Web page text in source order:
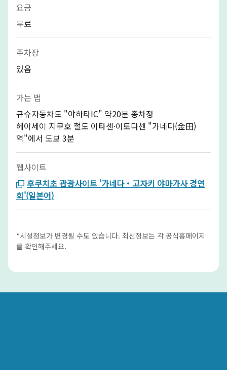
요금
무료
주차장
있음
가는 법
규슈자동차도 "야하타IC" 약20분 종차정
헤이세이 지쿠호 철도 이타센·이토다센 "가네다(金田)
역"에서 도보 3분
웹사이트
후쿠치초 관광사이트 '가네다・고자키 야마가사 경연
회'(일본어)
*시설정보가 변경될 수도 있습니다. 최신정보는 각 공식홈페이지
를 확인해주세요.